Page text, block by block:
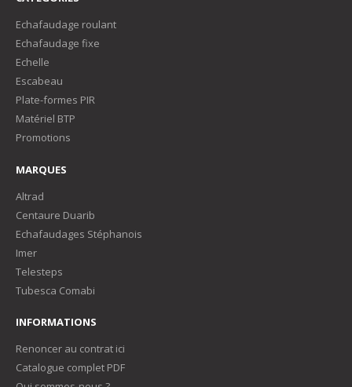
Echafaudage roulant
Echafaudage fixe
Echelle
Escabeau
Plate-formes PIR
Matériel BTP
Promotions
MARQUES
Altrad
Centaure Duarib
Echafaudages Stéphanois
Imer
Telesteps
Tubesca Comabi
INFORMATIONS
Renoncer au contrat ici
Catalogue complet PDF